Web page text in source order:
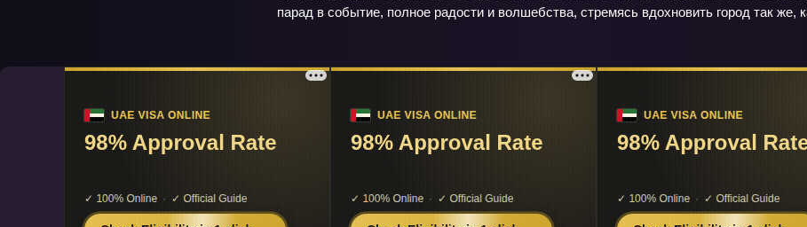
парад в событие, полное радости и волшебства, стремясь вдохновить город так же,